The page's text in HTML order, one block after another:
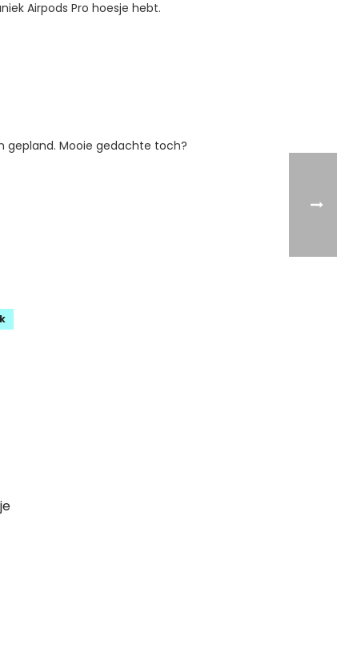
Airpods Pro hoesje hebt.
gepland. Mooie gedachte toch?